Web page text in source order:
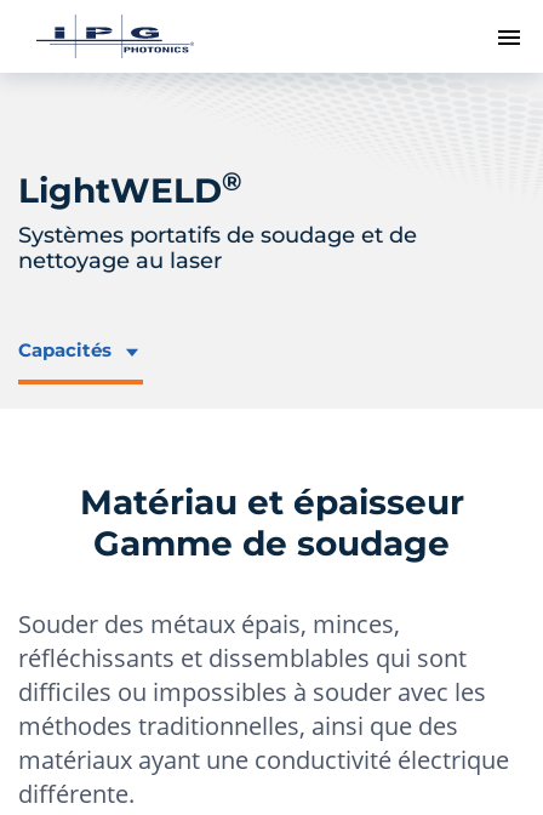
LightWELD®
Systèmes portatifs de soudage et de
nettoyage au laser
Capacités
Matériau et épaisseur
Gamme de soudage
Souder des métaux épais, minces,
réfléchissants et dissemblables qui sont
difficiles ou impossibles à souder avec les
méthodes traditionnelles, ainsi que des
matériaux ayant une conductivité électrique
différente.